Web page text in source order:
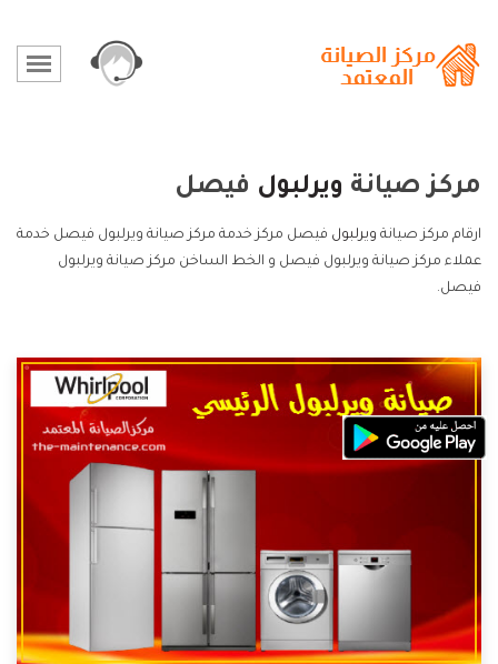
مركز صيانة ويرلبول فيصل
ارقام مركز صيانة ويرلبول فيصل مركز خدمة مركز صيانة ويرلبول فيصل خدمة
عملاء مركز صيانة ويرلبول فيصل و الخط الساخن مركز صيانة ويرلبول
فيصل.